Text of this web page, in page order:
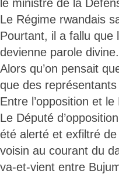
le ministre de la
Le Régime rwandais
Pourtant, il a fallu que
devienne parole divine.
Alors qu’on pensait
que des
Entre l’opposition et
Le Député
été alerté et exfiltré
voisin au courant du
va-et-vient entre